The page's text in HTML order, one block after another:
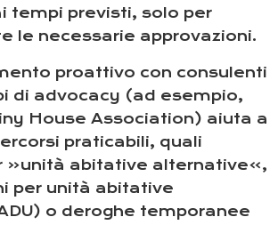
tempi previsti, solo per
le necessarie approvazioni.
proattivo con consulenti
di advocacy (ad esempio,
House Association) aiuta a
praticabili, quali
«unità abitative alternative»,
per unità abitative
o deroghe temporanee